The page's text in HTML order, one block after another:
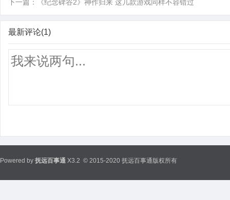
下一篇： 《纪念碑谷2》神作归来 这几款游戏同样不容错过
最新评论(1)
Powered by 抚远百事通 X3.2 © 2015-2020 抚远百事通版权所有